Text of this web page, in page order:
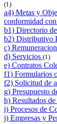
(1)
a4) Metas y
conformidad
b1) Directorio
b2) Distributivo
c)
d) Servicios (1)
e) Contratos
f1) Formularios
f2) Solicitud de
g) Presupuesto
h) Resultados
i) Procesos de
j) Empresas y